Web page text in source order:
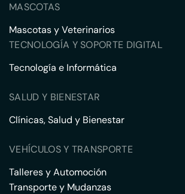
MASCOTAS
Mascotas y Veterinarios
TECNOLOGÍA Y SOPORTE DIGITAL
Tecnología e Informática
SALUD Y BIENESTAR
Clínicas, Salud y Bienestar
VEHÍCULOS Y TRANSPORTE
Talleres y Automoción
Transporte y Mudanzas